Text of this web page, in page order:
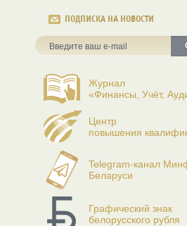
ПОДПИСКА НА НОВОСТИ
Журнал
«Финансы, Учёт,
Центр
повышения
Telegram-канал
Беларуси
Графический знак
белорусского рубля